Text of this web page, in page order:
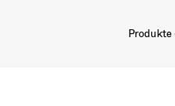
Produkte